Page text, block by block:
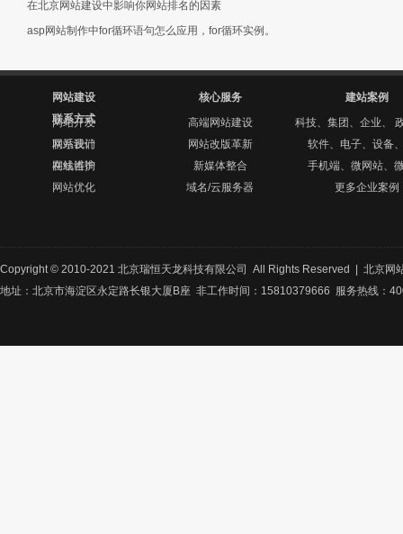
在北京网站建设中影响你网站排名的因素
asp网站制作中for循环语句怎么应用，for循环实例。
网站建设
网站开发
网站设计
网站维护
网站优化
核心服务
高端网站建设
网站改版革新
新媒体整合
域名/云服务器
建站案例
科技、集团、企业、
软件、电子、设备
手机端、微网站、
更多企业案例
联系方式
联系我们
在线咨询
Copyright © 2010-2021 北京瑞恒天龙科技有限公司 All Rights Reserved | 北京网
地址：北京市海淀区永定路长银大厦B座 非工作时间：15810379666 服务热线：